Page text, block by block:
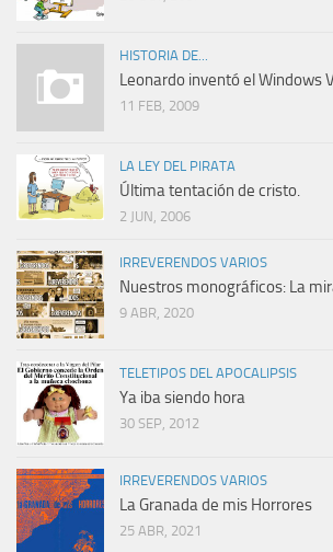
HISTORIA DE...
Leonardo inventó el Windows
11 FEB, 2009
LA LEY DEL PIRATA
Última tentación de cristo.
2 JUN, 2006
IRREVERENDOS VARIOS
Nuestros monográficos: La
9 ABR, 2020
TELETIPOS DEL APOCALIPSIS
Ya iba siendo hora
30 SEP, 2012
IRREVERENDOS VARIOS
La Granada de mis Horrores
25 ABR, 2021